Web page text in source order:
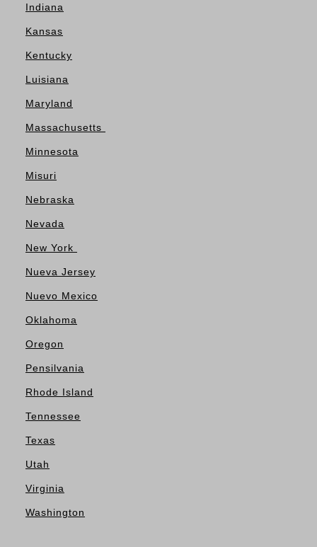
Indiana
Kansas
Kentucky
Luisiana
Maryland
Massachusetts
Minnesota
Misuri
Nebraska
Nevada
New York
Nueva Jersey
Nuevo Mexico
Oklahoma
Oregon
Pensilvania
Rhode Island
Tennessee
Texas
Utah
Virginia
Washington